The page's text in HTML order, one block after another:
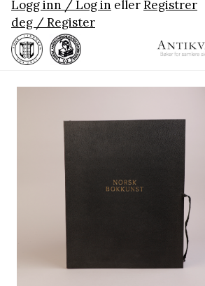
Logg inn / Log in ellerRegistrer
deg / Register